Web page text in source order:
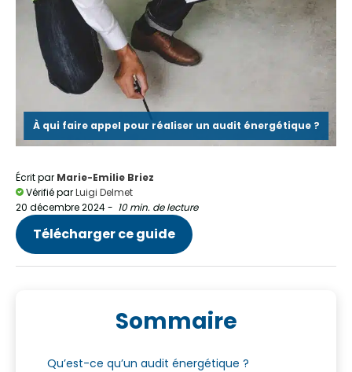
À qui faire appel pour réaliser un audit énergétique ?
Écrit par Marie-Emilie Briez
Vérifié parLuigi Delmet
20 décembre 2024- 10 min. de lecture
Télécharger ce guide
Sommaire
Qu’est-ce qu’un audit énergétique ?